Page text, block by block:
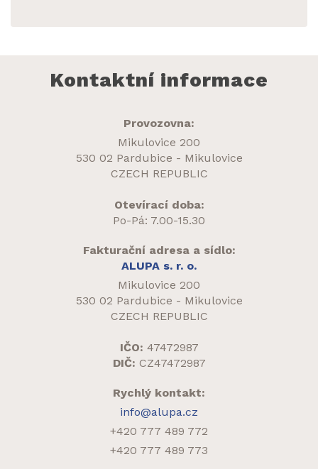
Kontaktní informace
Provozovna:
Mikulovice 200
530 02 Pardubice - Mikulovice
CZECH REPUBLIC
Otevírací doba:
Po-Pá: 7.00-15.30
Fakturační adresa a sídlo:
ALUPA s. r. o.
Mikulovice 200
530 02 Pardubice - Mikulovice
CZECH REPUBLIC
IČO: 47472987
DIČ: CZ47472987
Rychlý kontakt:
info@alupa.cz
+420 777 489 772
+420 777 489 773